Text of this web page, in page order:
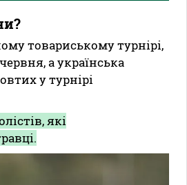
товариському турнірі,
а українська
у турнірі
які